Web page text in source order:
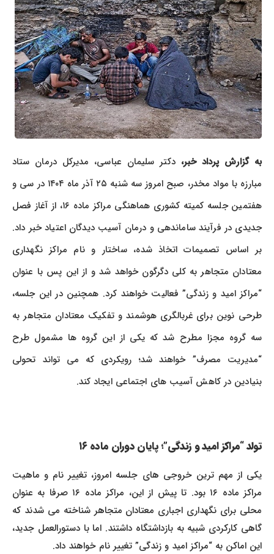
به گزارش پرداد خبر،دکتر سلیمان عباسی، مدیرکل درمان ستاد
مبارزه با مواد مخدر، صبح امروز سه شنبه ۲۵ آذر ماه ۱۴۰۴ در سی و
هفتمین جلسه کمیته کشوری هماهنگی مراکز ماده ۱۶، از آغاز فصل
جدیدی در فرآیند ساماندهی و درمان آسیب دیدگان اعتیاد خبر داد.
بر اساس تصمیمات اتخاذ شده، ساختار و نام مراکز نگهداری
معتادان متجاهر به کلی دگرگون خواهد شد و از این پس با عنوان
“مراکز امید و زندگی” فعالیت خواهند کرد. همچنین در این جلسه،
طرحی نوین برای غربالگری هوشمند و تفکیک معتادان متجاهر به
سه گروه مجزا مطرح شد که یکی از این گروه ها مشمول طرح
“مدیریت مصرف” خواهند شد؛ رویکردی که می تواند تحولی
بنیادین در کاهش آسیب های اجتماعی ایجاد کند.
تولد “مراکز امید و زندگی”؛ پایان دوران ماده ۱۶
یکی از مهم ترین خروجی های جلسه امروز، تغییر نام و ماهیت
مراکز ماده ۱۶ بود. تا پیش از این، مراکز ماده ۱۶ صرفا به عنوان
محلی برای نگهداری اجباری معتادان متجاهر شناخته می شدند که
گاهی کارکردی شبیه به بازداشتگاه داشتند. اما با دستورالعمل جدید،
این اماکن به “مراکز امید و زندگی” تغییر نام خواهند داد.